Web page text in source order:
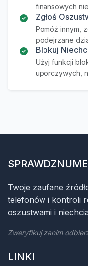
finansowych
Zgłoś
Pomóż innym,
podejrzane
Blokuj
Użyj funkcji
uporczywych,
Twoje zaufane
telefonów i kontroli
oszustwami i
Zweryfikuj zanim
LINKI